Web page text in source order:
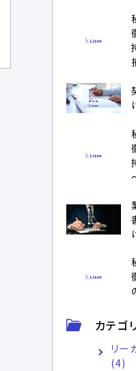
カテゴ
リー
(4)